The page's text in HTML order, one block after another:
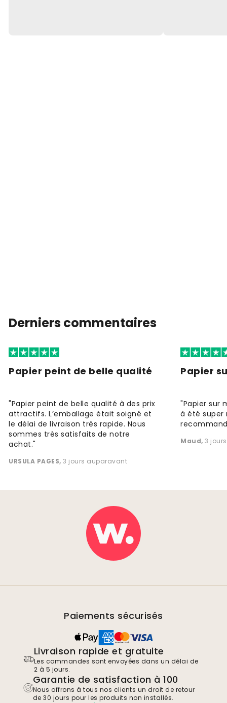
Derniers commentaires
Papier peint de belle qualité
"Papier peint de belle qualité à des prix
attractifs. L’emballage était soigné et
le délai de livraison très rapide. Nous
sommes très satisfaits de notre
achat."
URSULA PAGES, 3 jours auparavant
Papier
"Papier sur
à été super
Maud, 3
Paiements sécurisés
Livraison rapide et gratuite
Les commandes sont envoyées dans un délai de
2 à 5 jours.
Garantie de satisfaction à 100
Nous offrons à tous nos clients un droit de retour
de 30 jours pour les produits non installés.